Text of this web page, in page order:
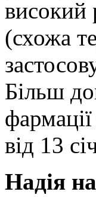
високий
(схожа
Більш
від 13
Надія